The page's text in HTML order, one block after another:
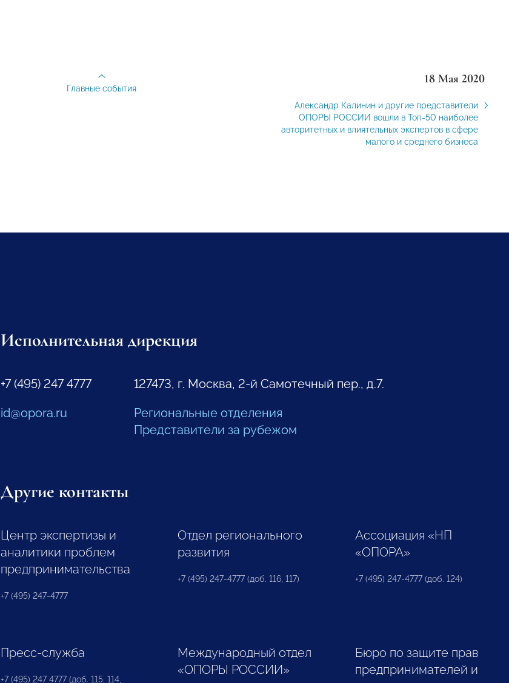
18 Мая 2020
Александр Калинин и другие представители
ОПОРЫ РОССИИ вошли в Топ-50 наиболее
авторитетных и влиятельных экспертов в сфере
малого и среднего бизнеса
Главные события
Исполнительная дирекция
+7 (495) 247 4777
id@opora.ru
127473, г. Москва, 2-й Самотечный пер., д.7.
Региональные отделения
Представители за рубежом
Другие контакты
Центр экспертизы и
аналитики проблем
предпринимательства
+7 (495) 247-4777
Отдел регионального
развития
+7 (495) 247-4777 (доб. 116, 117)
Ассоциация «НП
«ОПОРА»
+7 (495) 247-4777 (доб. 124)
Пресс-служба
+7 (495) 247 4777 (доб. 115, 114,
Международный отдел
«ОПОРЫ РОССИИ»
Бюро по защите прав
предпринимателей и